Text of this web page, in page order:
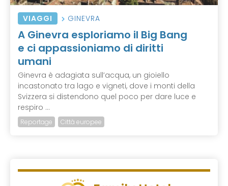
VIAGGI GINEVRA
A Ginevra esploriamo il Big Bang
e ci appassioniamo di diritti
umani
Ginevra è adagiata sull’acqua, un gioiello
incastonato tra lago e vigneti, dove i monti della
Svizzera si distendono quel poco per dare luce e
respiro ...
Reportage Città europee